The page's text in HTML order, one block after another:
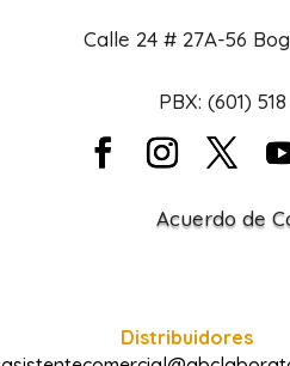
Calle 24 # 27A-56
PBX: (601)
Acuerdo de
Distribuidores